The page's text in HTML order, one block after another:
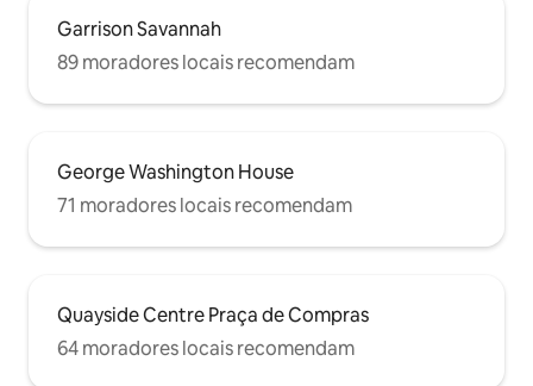
Garrison Savannah
89 moradores locais recomendam
George Washington House
71 moradores locais recomendam
Quayside Centre Praça de Compras
64 moradores locais recomendam